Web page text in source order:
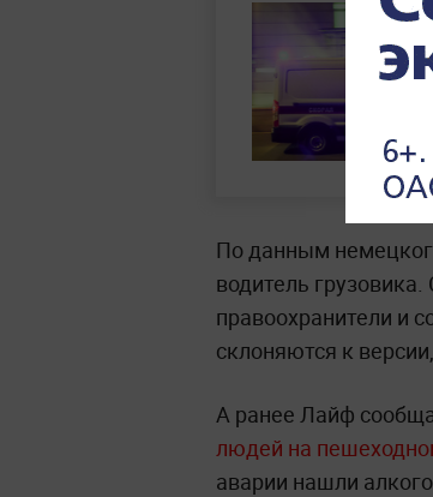
По данным
водитель
правоохранители и
склоняются к
А ранее Лайф
людей на
аварии нашли